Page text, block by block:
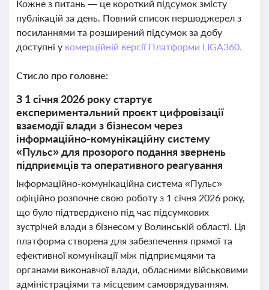
Кожне з питань — це короткий підсумок змісту
публікацій за день. Повний список першоджерел з
посиланнями та розширений підсумок за добу
доступні у комерційній версії Платформи LIGA360.
Стисло про головне:
З 1 січня 2026 року стартує
експериментальний проєкт цифровізації
взаємодії влади з бізнесом через
інформаційно-комунікаційну систему
«Пульс» для прозорого подання звернень
підприємців та оперативного реагування
Інформаційно-комунікаційна система «Пульс»
офіційно розпочне свою роботу з 1 січня 2026 року,
що було підтверджено під час підсумкових
зустрічей влади з бізнесом у Волинській області. Ця
платформа створена для забезпечення прямої та
ефективної комунікації між підприємцями та
органами виконавчої влади, обласними військовими
адміністраціями та місцевим самоврядуванням.